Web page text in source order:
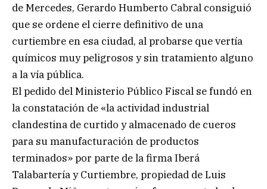
de Mercedes, Gerardo Humberto Cabral consiguió
que se ordene el cierre definitivo de una
curtiembre en esa ciudad, al probarse que vertía
químicos muy peligrosos y sin tratamiento alguno
a la vía pública.
El pedido del Ministerio Público Fiscal se fundó en
la constatación de «la actividad industrial
clandestina de curtido y almacenado de cueros
para su manufacturación de productos
terminados» por parte de la firma Iberá
Talabartería y Curtiembre, propiedad de Luis